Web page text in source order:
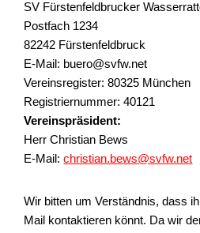
SV Fürstenfeldbrucker
Postfach 1234
82242 Fürstenfeldbruck
E-Mail: buero@svfw.net
Vereinsregister: 80325 München
Registriernummer: 40121
Vereinspräsident:
Herr Christian Bews
E-Mail:christian.bews@svfw.net
Wir bitten um Verständnis, dass
Mail kontaktieren könnt. Da wir